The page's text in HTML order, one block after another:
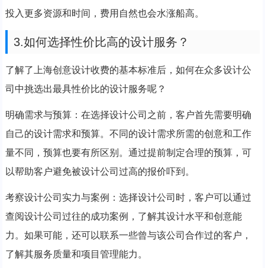
投入更多资源和时间，费用自然也会水涨船高。
3.如何选择性价比高的设计服务？
了解了上海创意设计收费的基本标准后，如何在众多设计公
司中挑选出最具性价比的设计服务呢？
明确需求与预算：在选择设计公司之前，客户首先需要明确
自己的设计需求和预算。不同的设计需求所需的创意和工作
量不同，预算也要有所区别。通过提前制定合理的预算，可
以帮助客户避免被设计公司过高的报价吓到。
考察设计公司实力与案例：选择设计公司时，客户可以通过
查阅设计公司过往的成功案例，了解其设计水平和创意能
力。如果可能，还可以联系一些曾与该公司合作过的客户，
了解其服务质量和项目管理能力。